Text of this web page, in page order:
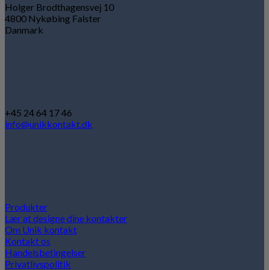
Holger Brodthagensvej 10
4800 Nykøbing Falster
Danmark
+45 24 64 17 46
info@unikkontakt.dk
Produkter
Lær at designe dine kontakter
Om Unik kontakt
Kontakt os
Handelsbetingelser
Privatlivspolitik